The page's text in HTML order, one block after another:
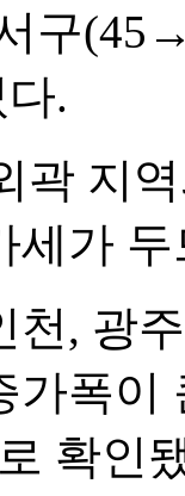
구
.
곽 지
세가
천, 광
가폭
확인